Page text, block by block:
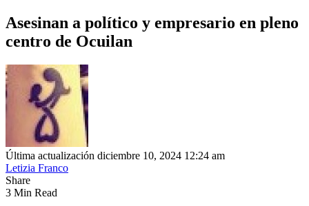
Asesinan a político y empresario en pleno
centro de Ocuilan
Última actualización diciembre 10, 2024 12:24 am
Letizia Franco
Share
3 Min Read